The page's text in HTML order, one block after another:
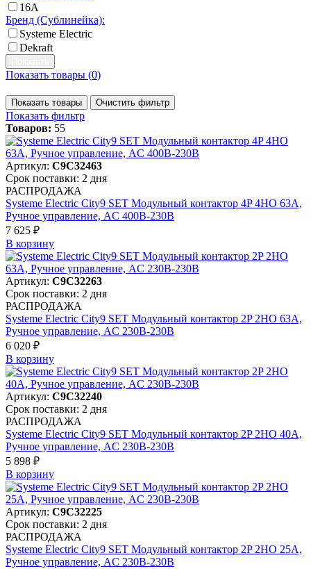
16А
Бренд (Сублинейка):
Systeme Electric
Dekraft
Показать товары (0)
Показать товары Очистить фильтр
Показать фильтр
Товаров: 55
Артикул: C9C32463
Срок поставки: 2 дня
РАСПРОДАЖА
Systeme Electric City9 SET Модульный контактор 4P 4НО 63A,
Ручное управление, AC 400В-230В
7 625 ₽
В корзинy
Артикул: C9C32263
Срок поставки: 2 дня
РАСПРОДАЖА
Systeme Electric City9 SET Модульный контактор 2P 2НО 63A,
Ручное управление, AC 230В-230В
6 020 ₽
В корзинy
Артикул: C9C32240
Срок поставки: 2 дня
РАСПРОДАЖА
Systeme Electric City9 SET Модульный контактор 2P 2НО 40A,
Ручное управление, AC 230В-230В
5 898 ₽
В корзинy
Артикул: C9C32225
Срок поставки: 2 дня
РАСПРОДАЖА
Systeme Electric City9 SET Модульный контактор 2P 2НО 25A,
Ручное управление, AC 230В-230В